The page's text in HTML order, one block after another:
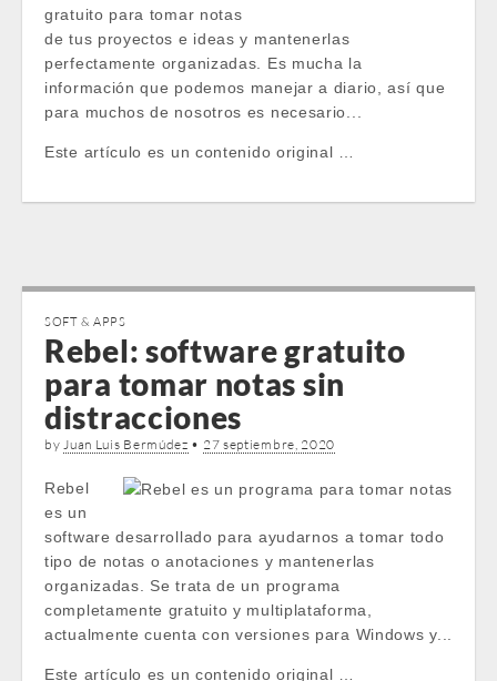
gratuito para tomar notas
de tus proyectos e ideas y mantenerlas
perfectamente organizadas. Es mucha la
información que podemos manejar a diario, así que
para muchos de nosotros es necesario...
Este artículo es un contenido original …
SOFT & APPS
Rebel: software gratuito
para tomar notas sin
distracciones
byJuan Luis Bermúdez • 27 septiembre, 2020
Rebel
es un
software desarrollado para ayudarnos a tomar todo
tipo de notas o anotaciones y mantenerlas
organizadas. Se trata de un programa
completamente gratuito y multiplataforma,
actualmente cuenta con versiones para Windows y...
Este artículo es un contenido original …